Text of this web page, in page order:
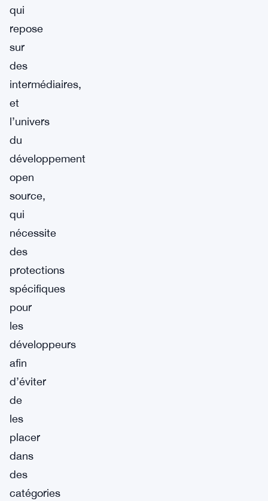
qui
repose
sur
des
intermédiaires,
et
l’univers
du
développement
open
source,
qui
nécessite
des
protections
spécifiques
pour
les
développeurs
afin
d’éviter
de
les
placer
dans
des
catégories